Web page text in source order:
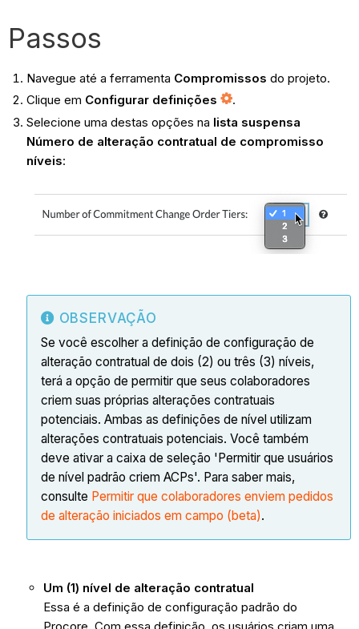
Passos
Navegue até a ferramenta Compromissos do projeto.
Clique em Configurar definições
.
Selecione uma destas opções na lista suspensa
Número de alteração contratual de compromisso
níveis:
OBSERVAÇÃO
Se você escolher a definição de configuração de
alteração contratual de dois (2) ou três (3) níveis,
terá a opção de permitir que seus colaboradores
criem suas próprias alterações contratuais
potenciais. Ambas as definições de nível utilizam
alterações contratuais potenciais. Você também
deve ativar a caixa de seleção 'Permitir que usuários
de nível padrão criem ACPs'. Para saber mais,
consulte Permitir que colaboradores enviem pedidos
de alteração iniciados em campo (beta).
Um (1) nível de alteração contratual
Essa é a definição de configuração padrão do